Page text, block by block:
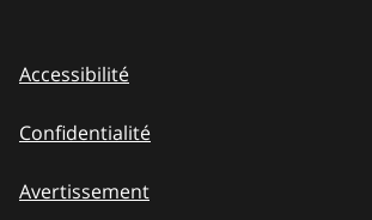
Accessibilité
Confidentialité
Avertissement